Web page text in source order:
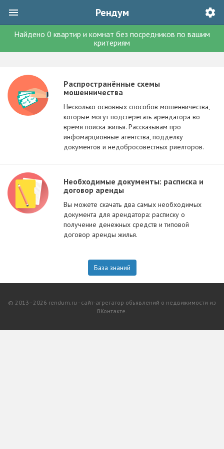
Рендум
Найдено 0 квартир и комнат без посредников по вашим
критериям
Распространённые схемы
мошенничества
Несколько основных способов мошенничества,
которые могут подстерегать арендатора во
время поиска жилья. Рассказывам про
инфомарционные агентства, подделку
документов и недобросовестных риелторов.
Необходимые документы: расписка и
договор аренды
Вы можете скачать два самых необходимых
документа для арендатора: расписку о
получение денежных средств и типовой
договор аренды жилья.
База знаний
© 2013–2026 rendum.ru - сайт-агрегатор объявлений о недвижимости из
ВКонтакте.